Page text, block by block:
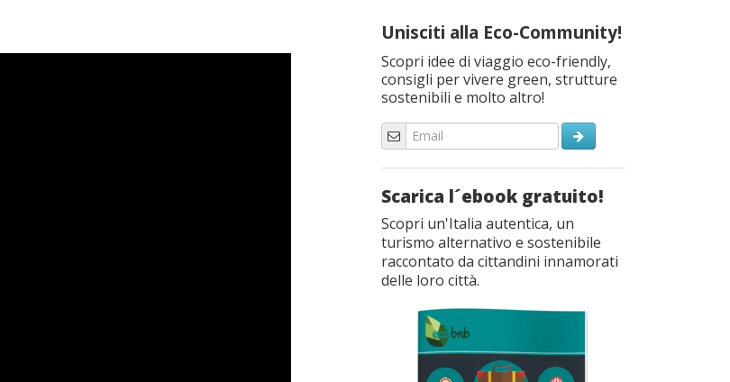
Unisciti alla Eco-Community!
Scopri idee di viaggio eco-friendly,
consigli per vivere green, strutture
sostenibili e molto altro!
Scarica l´ebook gratuito!
Scopri un'Italia autentica, un
turismo alternativo e sostenibile
raccontato da cittandini innamorati
delle loro città.